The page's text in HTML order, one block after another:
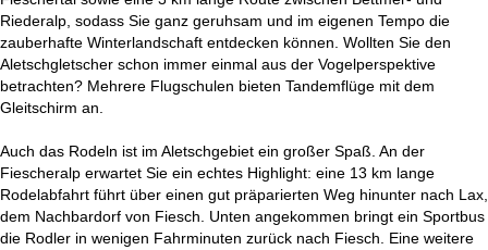
Riederalp, sodass Sie ganz geruhsam und im eigenen Tempo die
zauberhafte Winterlandschaft entdecken können. Wollten Sie den
Aletschgletscher schon immer einmal aus der Vogelperspektive
betrachten? Mehrere Flugschulen bieten Tandemflüge mit dem
Gleitschirm an.
Auch das Rodeln ist im Aletschgebiet ein großer Spaß. An der
Fiescheralp erwartet Sie ein echtes Highlight: eine 13 km lange
Rodelabfahrt führt über einen gut präparierten Weg hinunter nach Lax,
dem Nachbardorf von Fiesch. Unten angekommen bringt ein Sportbus
die Rodler in wenigen Fahrminuten zurück nach Fiesch. Eine weitere